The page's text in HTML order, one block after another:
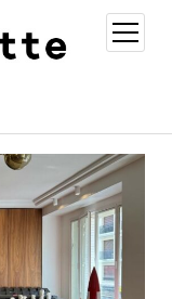
ouvrir
menu